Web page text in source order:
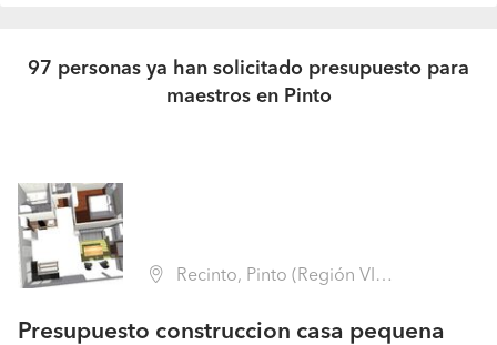
97 personas ya han solicitado presupuesto para
maestros en Pinto
Recinto, Pinto (Región VIII Biobío - Ñuble)
Presupuesto construccion casa pequena